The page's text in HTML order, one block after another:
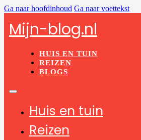
Ga naar hoofdinhoud Ga naar voettekst
Mijn-blog.nl
HUIS EN TUIN
REIZEN
BLOGS
Huis en tuin
Reizen